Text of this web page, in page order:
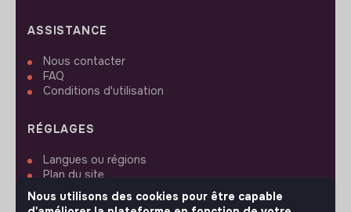
ASSISTANCE
Nous contacter
FAQ
Conditions d'utilisation
RÉGLAGES
Langues ou régions
Plan du site
Paramètres des cookies
Nous utilisons des cookies pour être capable